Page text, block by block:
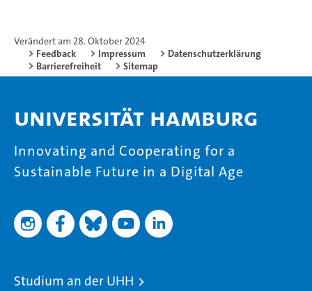
Verändert am 28. Oktober 2024
Feedback
Impressum
Datenschutzerklärung
Barrierefreiheit
Sitemap
Universität Hamburg
Innovating and Cooperating for a
Sustainable Future in a Digital Age
Studium an der UHH